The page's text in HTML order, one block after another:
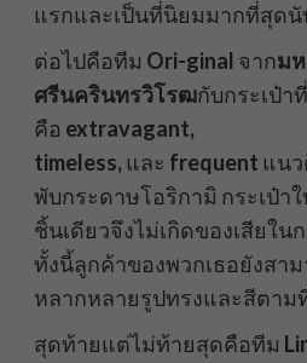
แรกและเป็นที่นิยมมากที่สุดนั
ต่อไปคือทีม Ori-ginal จากม
ศรีนครินทรวิโรฒกับกระเป๋า
คือ extravagant,
timeless, และ frequent แน
พับกระดาษโอริกามิ กระเป๋า
ชิ้นเดียวจึงไม่เกิดของเสียใน
ทั้งนี้ลูกค้าของพวกเธอยังสาม
หลากหลายรูปทรงและสีตาม
สุดท้ายแต่ไม่ท้ายสุดคือทีม